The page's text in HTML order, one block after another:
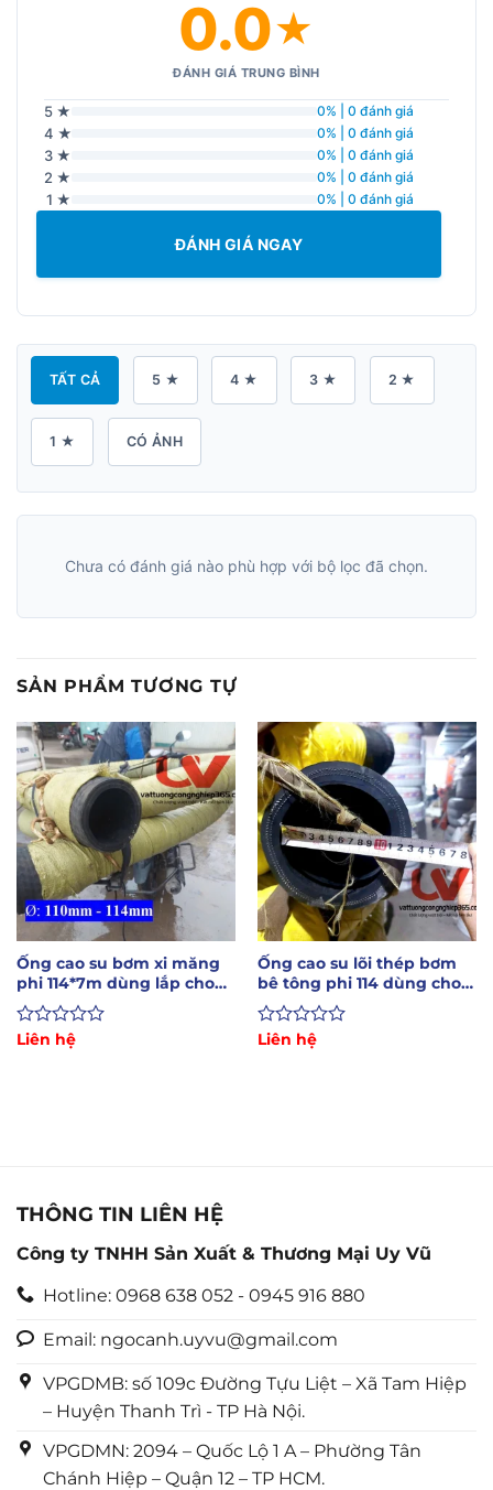
0.0★
ĐÁNH GIÁ TRUNG BÌNH
5 ★ 0% | 0 đánh giá
4 ★ 0% | 0 đánh giá
3 ★ 0% | 0 đánh giá
2 ★ 0% | 0 đánh giá
1 ★ 0% | 0 đánh giá
ĐÁNH GIÁ NGAY
TẤT CẢ 5 ★ 4 ★ 3 ★ 2 ★
1 ★ CÓ ẢNH
Chưa có đánh giá nào phù hợp với bộ lọc đã chọn.
SẢN PHẨM TƯƠNG TỰ
Ống cao su bơm xi măng
phi 114*7m dùng lắp cho
xe bồn
Được
Liên hệ
Ống cao su lõi thép bơm
bê tông phi 114 dùng cho
xe bơm xi
Được
Liên hệ
THÔNG TIN LIÊN HỆ
Công ty TNHH Sản Xuất & Thương Mại Uy Vũ
Hotline: 0968 638 052 - 0945 916 880
Email: ngocanh.uyvu@gmail.com
VPGDMB: số 109c Đường Tựu Liệt – Xã Tam Hiệp
– Huyện Thanh Trì - TP Hà Nội.
VPGDMN: 2094 – Quốc Lộ 1 A – Phường Tân
Chánh Hiệp – Quận 12 – TP HCM.